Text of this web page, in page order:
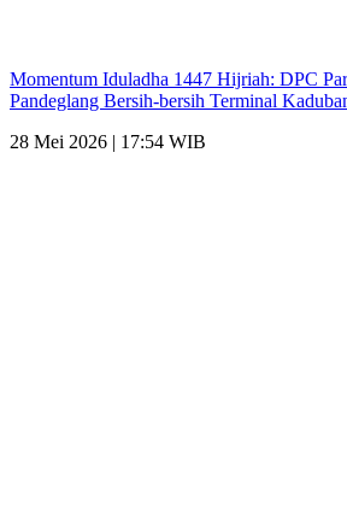
Momentum Iduladha 1447 Hijriah: DPC
Pandeglang Bersih-bersih Terminal
28 Mei 2026 | 17:54 WIB